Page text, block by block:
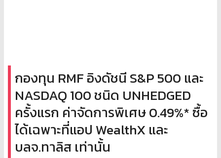
กองทุน RMF อิงดัชนี S&P 500 และ
NASDAQ 100 ชนิด UNHEDGED
ครั้งแรก ค่าจัดการพิเศษ 0.49%* ซื้อ
ได้เฉพาะที่แอป WealthX และ
บลจ.ทาลิส เท่านั้น